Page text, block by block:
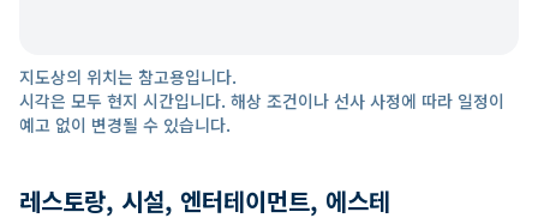
지도상의 위치는 참고용입니다.
시각은 모두 현지 시간입니다. 해상 조건이나 선사 사정에 따라 일정이
예고 없이 변경될 수 있습니다.
레스토랑, 시설, 엔터테이먼트, 에스테